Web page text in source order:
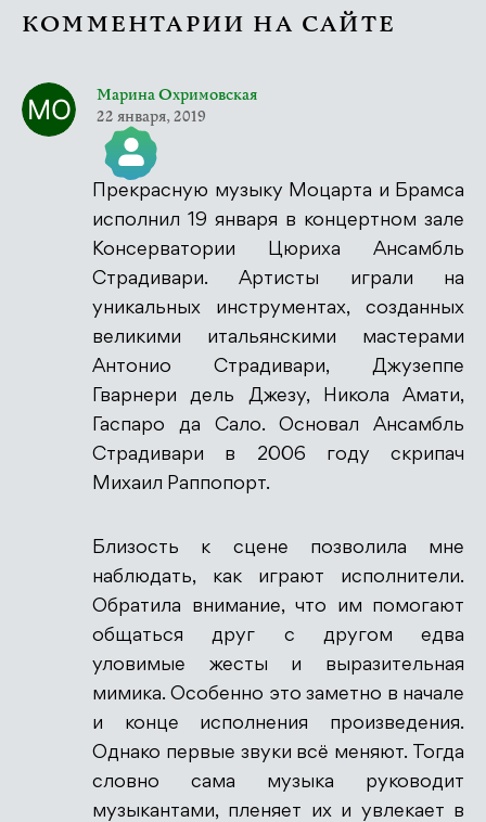
КОММЕНТАРИИ НА САЙТЕ
Марина Охримовская
22 января, 2019
Значок &quot;Реальный человек&quot;
Антиспам от CleanTalk
Прекрасную музыку Моцарта и Брамса
исполнил 19 января в концертном зале
Консерватории Цюриха Ансамбль
Страдивари. Артисты играли на
уникальных инструментах, созданных
великими итальянскими мастерами
Антонио Страдивари, Джузеппе
Гварнери дель Джезу, Никола Амати,
Гаспаро да Сало. Основал Ансамбль
Страдивари в 2006 году скрипач
Михаил Раппопорт.
Близость к сцене позволила мне
наблюдать, как играют исполнители.
Обратила внимание, что им помогают
общаться друг с другом едва
уловимые жесты и выразительная
мимика. Особенно это заметно в начале
и конце исполнения произведения.
Однако первые звуки всё меняют. Тогда
словно сама музыка руководит
музыкантами, пленяет их и увлекает в